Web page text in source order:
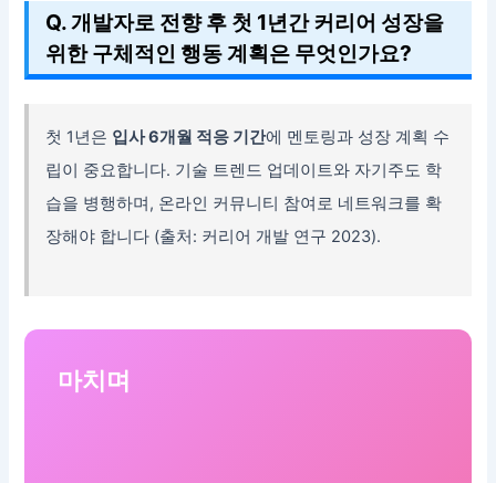
Q. 개발자로 전향 후 첫 1년간 커리어 성장을
위한 구체적인 행동 계획은 무엇인가요?
첫 1년은 입사 6개월 적응 기간에 멘토링과 성장 계획 수
립이 중요합니다. 기술 트렌드 업데이트와 자기주도 학
습을 병행하며, 온라인 커뮤니티 참여로 네트워크를 확
장해야 합니다 (출처: 커리어 개발 연구 2023).
마치며